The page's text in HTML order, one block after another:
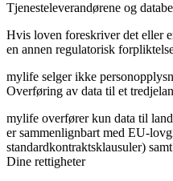
Tjenesteleverandørene og
Hvis loven foreskriver det eller
en annen regulatorisk
mylife selger ikke
Overføring av data til et
mylife overfører kun data til
er sammenlignbart med EU-
standardkontraktsklausuler)
Dine rettigheter